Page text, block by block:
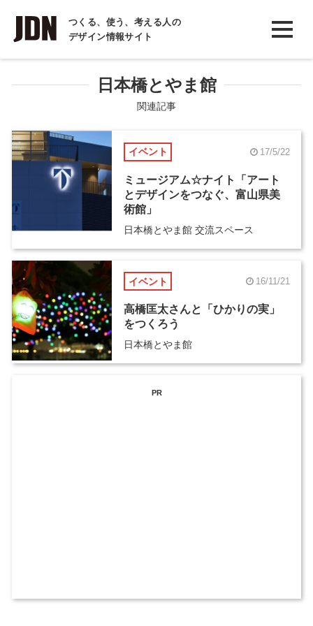
つくる、使う、考える人の
デザイン情報サイト
INTERVIEW
インタビュー
REPORT
COLUMN
コラム
日本橋とやま館
関連記事
イベント 17/5/22
ミュージアム☆ナイト「アート
とデザインをつなぐ、富山県美
術館」
日本橋とやま館 交流スペース
イベント 16/11/21
高橋匡太さんと「ひかりの実」
をつくろう
日本橋とやま館
PR